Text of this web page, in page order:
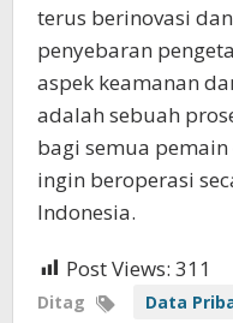
terus berinovasi
penyebaran
aspek keamanan
adalah sebuah
bagi semua
ingin beroperasi
Indonesia.
Post Views: 311
Ditag Data